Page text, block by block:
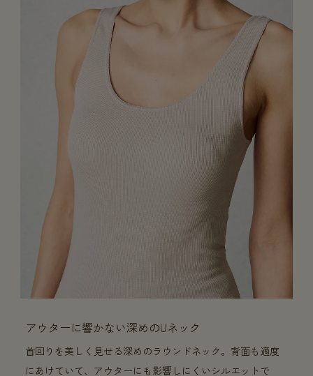
アウターに響かない深めのUネック
首回りを美しく見せる深めのラウンドネック。背面も適度
にあけていて、アウターにも影響しにくいシルエットで